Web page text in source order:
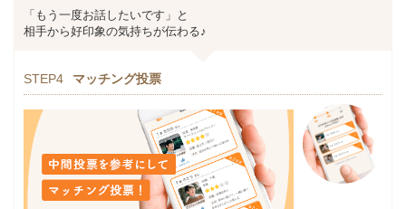
「もう一度お話したいです」と
相手から好印象の気持ちが伝わる♪
STEP4 マッチング投票